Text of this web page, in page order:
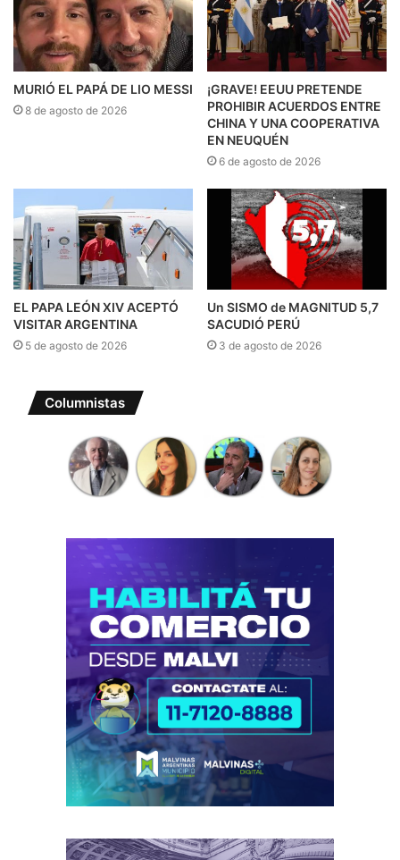
MURIÓ EL PAPÁ DE LIO MESSI
8 de agosto de 2026
¡GRAVE! EEUU PRETENDE
PROHIBIR ACUERDOS ENTRE
CHINA Y UNA COOPERATIVA
EN NEUQUÉN
6 de agosto de 2026
EL PAPA LEÓN XIV ACEPTÓ
VISITAR ARGENTINA
5 de agosto de 2026
Un SISMO de MAGNITUD 5,7
SACUDIÓ PERÚ
3 de agosto de 2026
Columnistas